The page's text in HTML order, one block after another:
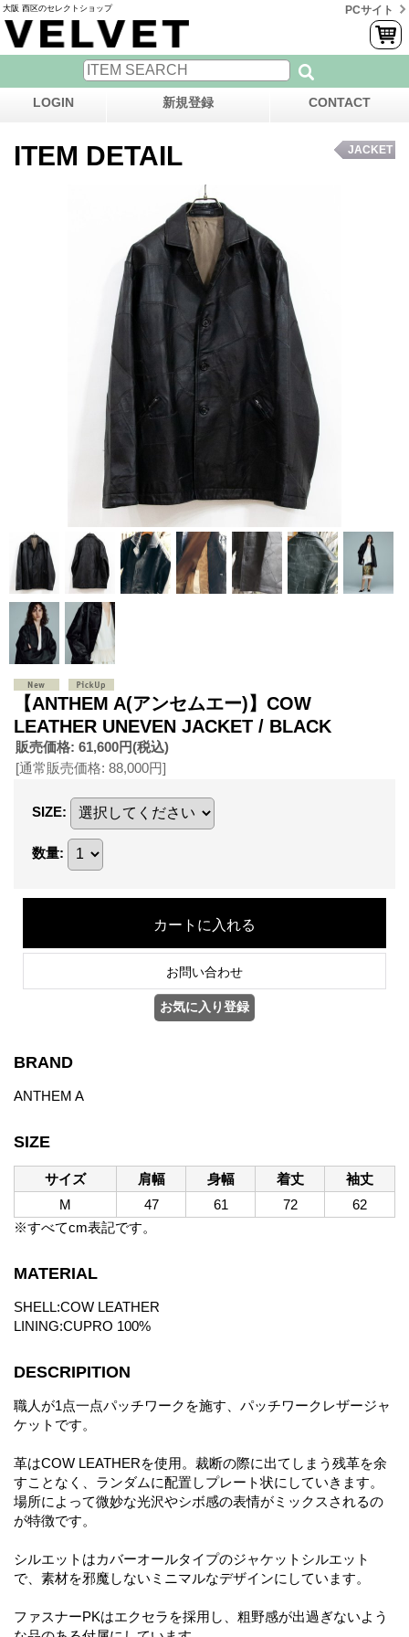
大阪 西区のセレクトショップ PCサイト
LOGIN 新規登録 CONTACT
ITEM DETAIL JACKET
【ANTHEM A(アンセムエー)】COW
LEATHER UNEVEN JACKET / BLACK
販売価格: 61,600円(税込)
[通常販売価格: 88,000円]
SIZE:
数量:
BRAND
ANTHEM A
SIZE
サイズ 肩幅 身幅 着丈
袖丈
M
47 61 72
62
※すべてcm表記です。
MATERIAL
SHELL:COW LEATHER
LINING:CUPRO 100%
DESCRIPITION
職人が1点一点パッチワークを施す、パッチワークレザージャ
ケットです。
革はCOW LEATHERを使用。裁断の際に出てしまう残革を余
すことなく、ランダムに配置しプレート状にしていきます。
場所によって微妙な光沢やシボ感の表情がミックスされるの
が特徴です。
シルエットはカバーオールタイプのジャケットシルエット
で、素材を邪魔しないミニマルなデザインにしています。
ファスナーPKはエクセラを採用し、粗野感が出過ぎないよう